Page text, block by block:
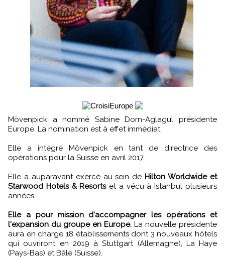
Mövenpick a nommé Sabine Dorn-Aglagul présidente
Europe. La nomination est à effet immédiat.
Elle a intégré Mövenpick en tant de directrice des
opérations pour la Suisse en avril 2017.
Elle a auparavant exercé au sein de Hilton Worldwide et
Starwood Hotels & Resortset a vécu à Istanbul plusieurs
années.
Elle a pour mission d'accompagner les opérations et
l'expansion du groupe en Europe. La nouvelle présidente
aura en charge 18 établissements dont 3 nouveaux hôtels
qui ouvriront en 2019 à Stuttgart (Allemagne), La Haye
(Pays-Bas) et Bâle (Suisse).